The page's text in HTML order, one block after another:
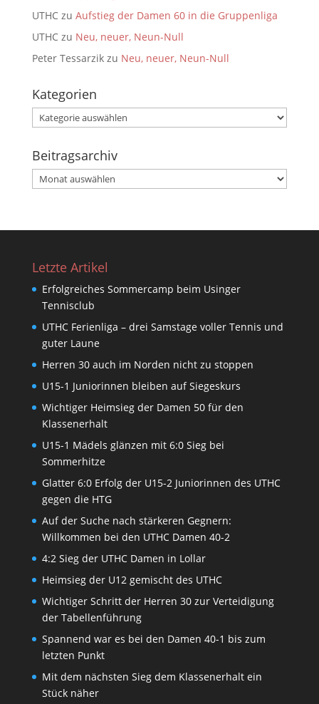
UTHCzu Aufstieg der Damen 60 in die Gruppenliga
UTHCzu Neu, neuer, Neun-Null
Peter Tessarzikzu Neu, neuer, Neun-Null
Kategorien
Kategorien
Beitragsarchiv
Beitragsarchiv
Letzte Artikel
Erfolgreiches Sommercamp beim Usinger
Tennisclub
UTHC Ferienliga – drei Samstage voller Tennis und
guter Laune
Herren 30 auch im Norden nicht zu stoppen
U15-1 Juniorinnen bleiben auf Siegeskurs
Wichtiger Heimsieg der Damen 50 für den
Klassenerhalt
U15-1 Mädels glänzen mit 6:0 Sieg bei
Sommerhitze
Glatter 6:0 Erfolg der U15-2 Juniorinnen des UTHC
gegen die HTG
Auf der Suche nach stärkeren Gegnern:
Willkommen bei den UTHC Damen 40-2
4:2 Sieg der UTHC Damen in Lollar
Heimsieg der U12 gemischt des UTHC
Wichtiger Schritt der Herren 30 zur Verteidigung
der Tabellenführung
Spannend war es bei den Damen 40-1 bis zum
letzten Punkt
Mit dem nächsten Sieg dem Klassenerhalt ein
Stück näher